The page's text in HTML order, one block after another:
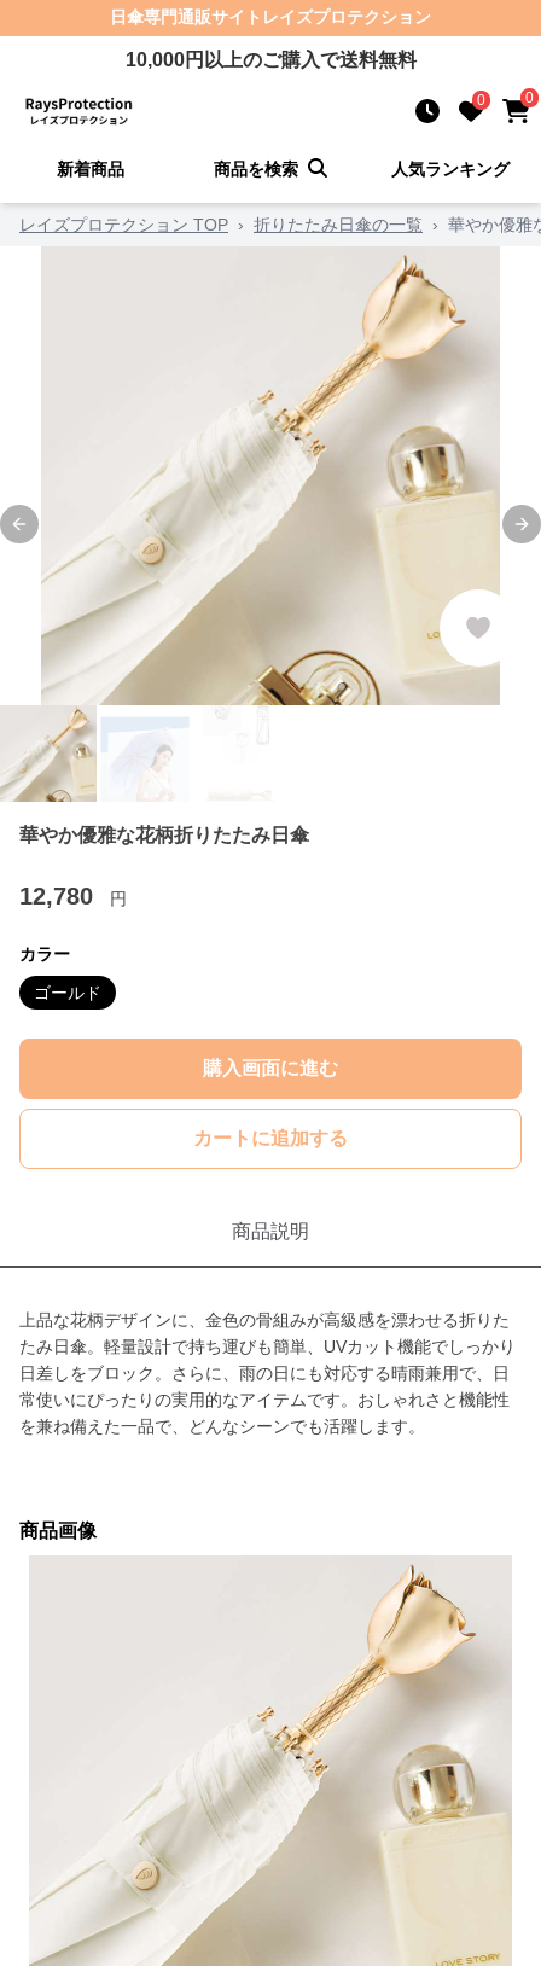
日傘専門通販サイト レイズプロテクション
10,000円以上のご購入で送料無料
0 0
新着商品 商品を検索 人気ランキング
レイズプロテクション TOP › 折りたたみ日傘の一覧 › 華やか優雅
Previous slide
華やか優雅な花柄折りたたみ日傘
12,780 円
カラー
ゴールド
購入画面に進む
カートに追加する
商品説明
上品な花柄デザインに、金色の骨組みが高級感を漂わせる折りた
たみ日傘。軽量設計で持ち運びも簡単、UVカット機能でしっかり
日差しをブロック。さらに、雨の日にも対応する晴雨兼用で、日
常使いにぴったりの実用的なアイテムです。おしゃれさと機能性
を兼ね備えた一品で、どんなシーンでも活躍します。
商品画像